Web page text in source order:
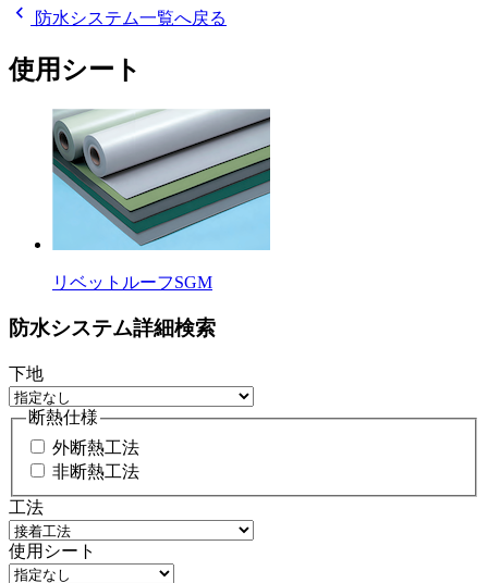
chevron_left 防水システム一覧へ戻る
使用シート
リベットルーフSGM
防水システム詳細検索
下地
断熱仕様
外断熱工法
非断熱工法
工法
使用シート